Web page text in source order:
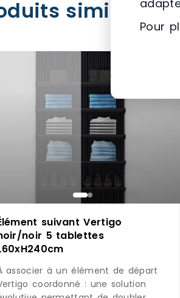
similaires
suivant Vertigo
noir 5 tablettes
associer à un élément de départ
coordonné : une solution
Pour